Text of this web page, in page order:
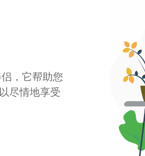
，它帮助您
尽情地享受